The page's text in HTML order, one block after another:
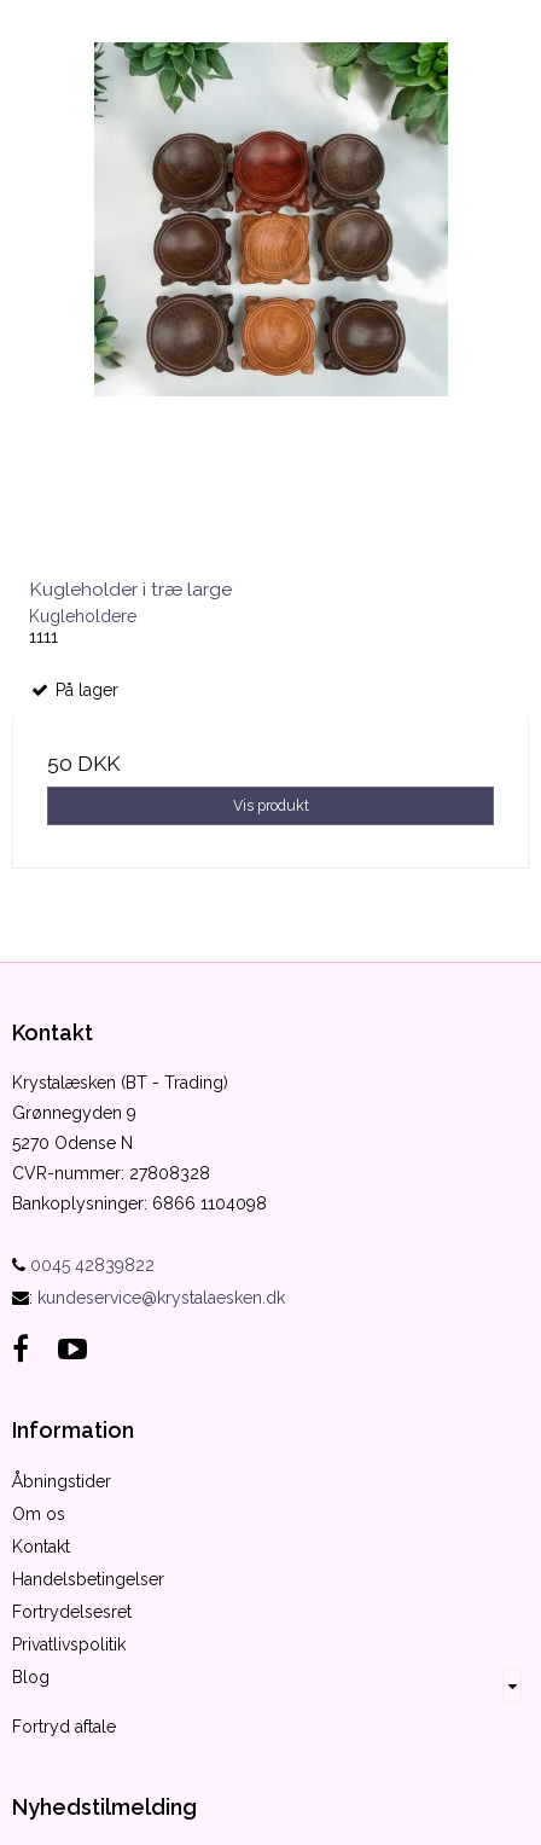
Kugleholder i træ large
Kugleholdere
1111
På lager
50 DKK
Vis produkt
Kontakt
Krystalæsken (BT - Trading)
Grønnegyden 9
5270 Odense N
CVR-nummer: 27808328
Bankoplysninger: 6866 1104098
0045 42839822
: kundeservice@krystalaesken.dk
Information
Åbningstider
Om os
Kontakt
Handelsbetingelser
Fortrydelsesret
Privatlivspolitik
Blog
Fortryd aftale
Nyhedstilmelding